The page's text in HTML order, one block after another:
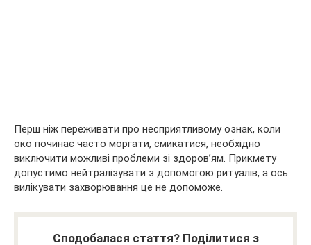
Перш ніж переживати про несприятливому ознак, коли
око починає часто моргати, смикатися, необхідно
виключити можливі проблеми зі здоров’ям. Прикмету
допустимо нейтралізувати з допомогою ритуалів, а ось
вилікувати захворювання це не допоможе.
Сподобалася стаття? Поділитися з